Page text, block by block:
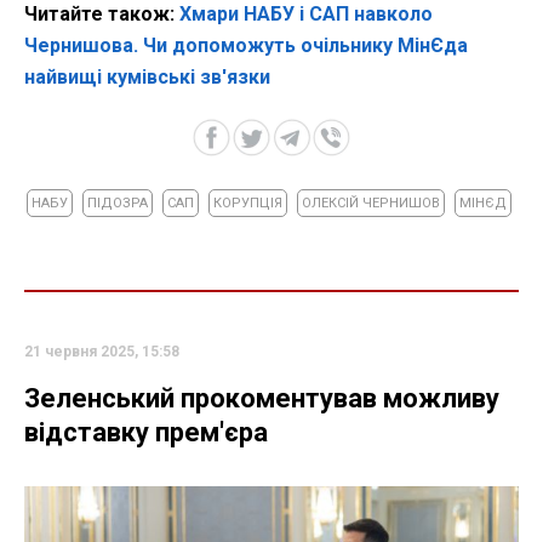
Читайте також: Хмари НАБУ і САП навколо
Чернишова. Чи допоможуть очільнику МінЄда
найвищі кумівські зв'язки
НАБУ ПІДОЗРА САП КОРУПЦІЯ ОЛЕКСІЙ ЧЕРНИШОВ МІНЄД
21 червня 2025, 15:58
Зеленський прокоментував можливу
відставку прем'єра